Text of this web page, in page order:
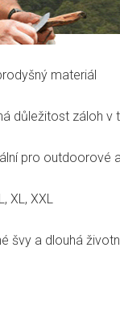
materiál
důležitost záloh v
pro outdoorové
XL, XXL
švy a dlouhá